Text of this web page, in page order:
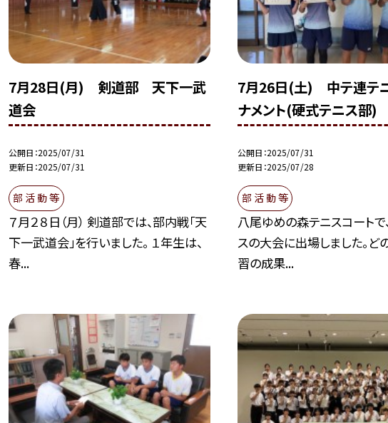
7月28日(月) 剣道部 天下一武
道会
公開日 2025/07/31
更新日 2025/07/31
部 活 動 等
７月２８日（月） 剣道部では、部内戦「天
下一武道会」を行いました。 １年生は、
春...
7月26日(土) 中テ連テ
ナメント(硬式テニス部)
公開日 2025/07/31
更新日 2025/07/28
部 活 動 等
八尾ゆめの森テニスコートで
スの大会に出場しました。ど
習の成果...